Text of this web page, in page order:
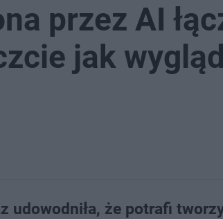
przez AI
jak
udowodniła, że potrafi